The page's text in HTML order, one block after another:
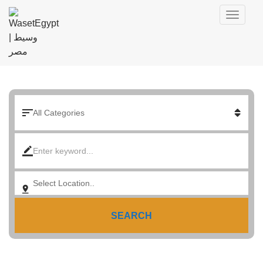
SEARCH